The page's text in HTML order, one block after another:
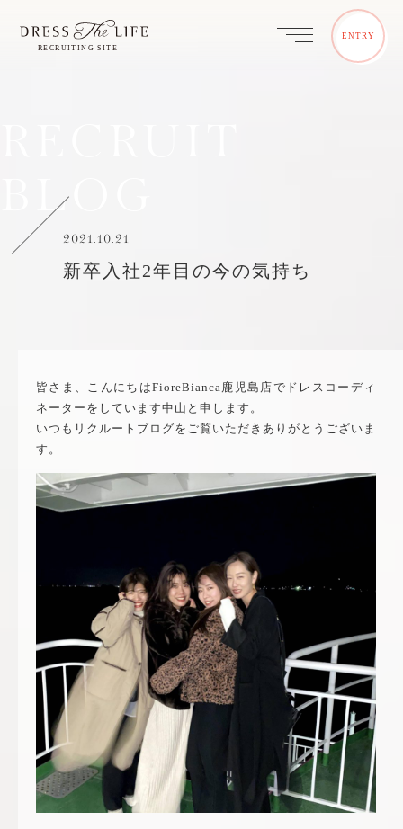
ENTRY
BLOG
2021.10.21
新卒入社2年目の今の気持ち
皆さま、こんにちはFioreBianca鹿児島店でドレスコーディ
ネーターをしています中山と申します。
いつもリクルートブログをご覧いただきありがとうございま
す。